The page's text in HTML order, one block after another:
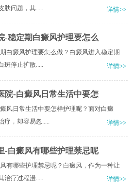
肤问题，其.....
详情>>
-稳定期白癜风护理要怎么
白癜风护理要怎么做？白癜风进入稳定期
斑停止扩散.....
详情>>
院-白癜风日常生活中要怎
风日常生活中要怎样护理呢？面对白癜
，却容易忽.....
详情>>
-白癜风有哪些护理禁忌呢
有哪些护理禁忌呢？白癜风，作为一种让
疗过程漫.....
详情>>